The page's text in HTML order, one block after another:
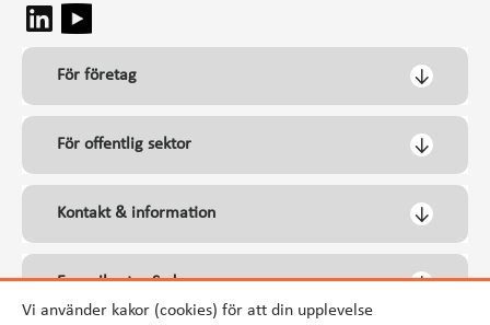
Vi använder kakor (cookies) för att din upplevelse
För företag
För offentlig sektor
Kontakt & information
Energikontor Syd